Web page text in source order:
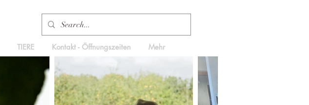
TIERE Kontakt - Öffnungszeiten Mehr